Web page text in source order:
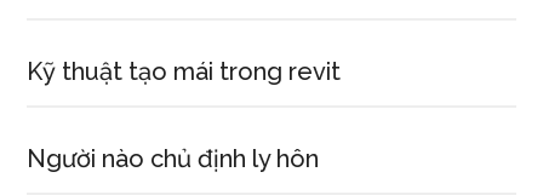
Kỹ thuật tạo mái trong revit
Người nào chủ định ly hôn